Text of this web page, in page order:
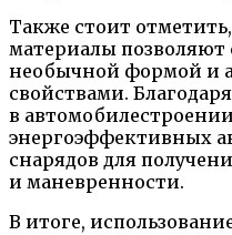
Также стоит
материалы позволяют
необычной формой и
свойствами.
в
энергоэффективных
снарядов для
и маневренности.
В итоге,